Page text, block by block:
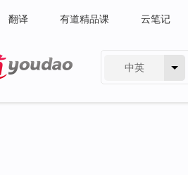
翻译 有道精品课 云笔记
中英